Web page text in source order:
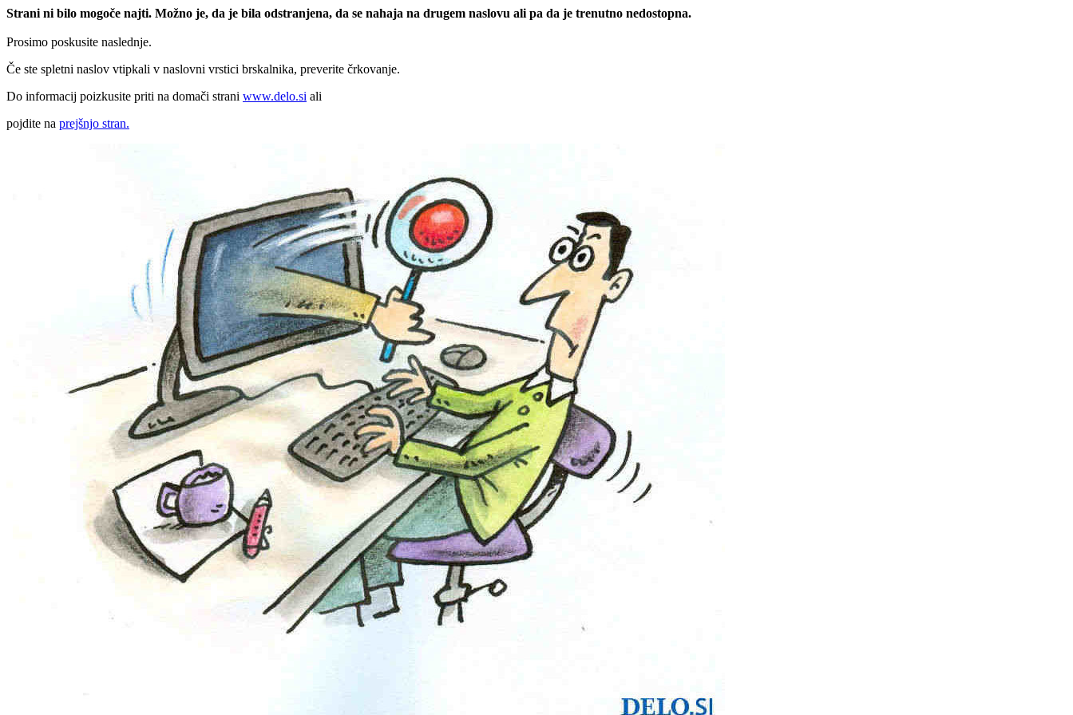
Strani ni bilo mogoče najti. Možno je, da je bila odstranjena, da se nahaja na drugem naslovu ali pa da je trenutno nedostopna.
Prosimo poskusite naslednje.
Če ste spletni naslov vtipkali v naslovni vrstici brskalnika, preverite črkovanje.
Do informacij poizkusite priti na domači strani www.delo.si ali
pojdite na prejšnjo stran.